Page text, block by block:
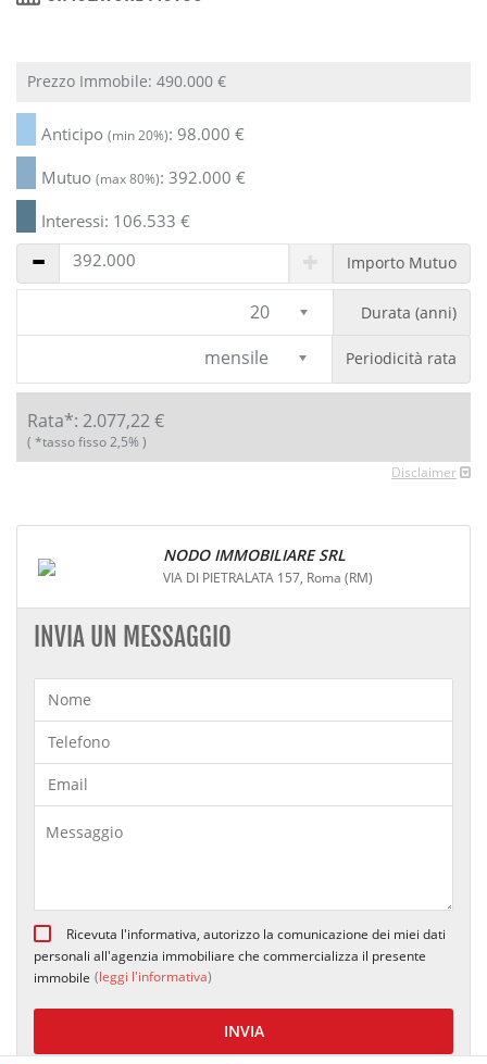
Prezzo Immobile: 490.000 €
Anticipo (min 20%): 98.000 €
Mutuo (max 80%): 392.000 €
Interessi: 106.533 €
Importo Mutuo
20 Durata (anni)
mensile Periodicità rata
Rata*: 2.077,22€
( *tasso fisso 2,5% )
Disclaimer
NODO IMMOBILIARE SRL
VIA DI PIETRALATA 157, Roma (RM)
INVIA UN MESSAGGIO
Ricevuta l'informativa, autorizzo la comunicazione dei miei dati
personali all'agenzia immobiliare che commercializza il presente
immobile (leggi l'informativa)
INVIA